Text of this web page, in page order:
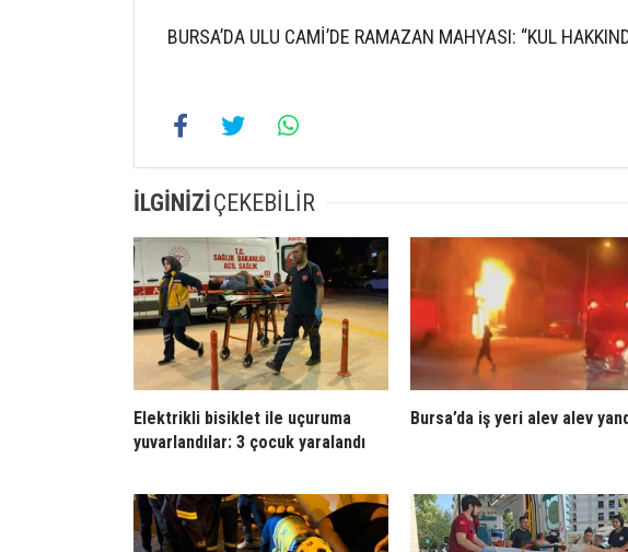
BURSA’DA ULU CAMİ’DE RAMAZAN MAHYASI: “KUL
İLGİNİZİÇEKEBİLİR
Elektrikli bisiklet ile uçuruma
yuvarlandılar: 3 çocuk yaralandı
Bursa’da iş yeri alev alev